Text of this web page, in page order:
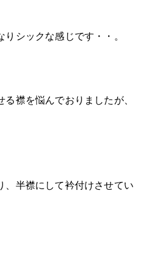
シックな感じです・・。
襟を悩んでおりましたが、
、半襟にして衿付けさせてい